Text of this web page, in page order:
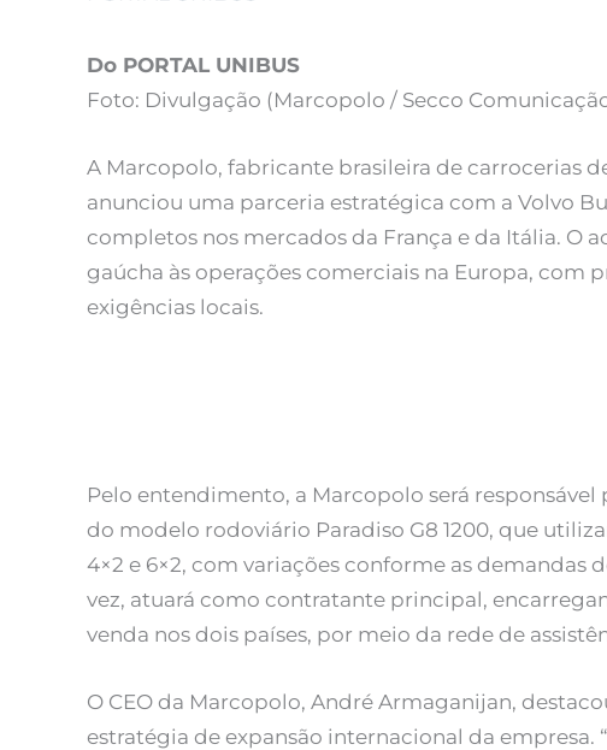
Do PORTAL UNIBUS
Foto: Divulgação (Marcopolo / Secco
A Marcopolo, fabricante brasileira de carrocerias
anunciou uma parceria estratégica com a Volvo
completos nos mercados da França e da Itália. O
gaúcha às operações comerciais na Europa, com
exigências locais.
Pelo entendimento, a Marcopolo será
do modelo rodoviário Paradiso G8 1200, que
4×2 e 6×2, com variações conforme as demandas
vez, atuará como contratante principal,
venda nos dois países, por meio da rede de
O CEO da Marcopolo, André Armaganijan,
estratégia de expansão internacional da